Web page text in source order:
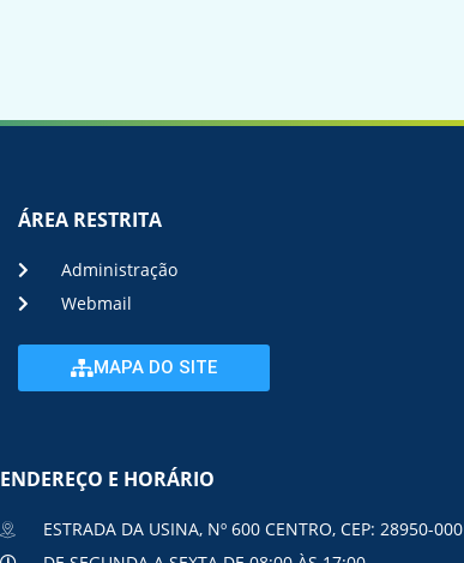
ÁREA RESTRITA
Administração
Webmail
MAPA DO SITE
ENDEREÇO E HORÁRIO
ESTRADA DA USINA, Nº 600 CENTRO, CEP: 28950-000